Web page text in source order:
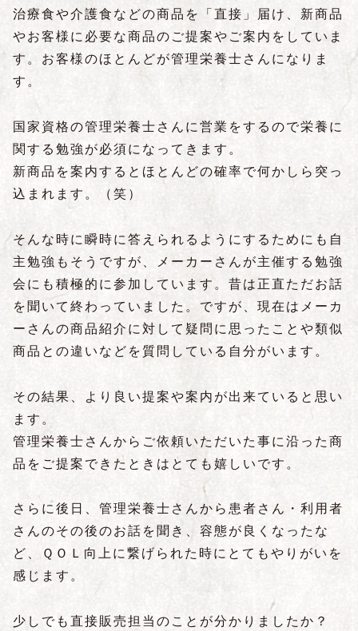
治療食や介護食などの商品を「直接」届け、新商品
やお客様に必要な商品のご提案やご案内をしていま
す。お客様のほとんどが管理栄養士さんになりま
す。
国家資格の管理栄養士さんに営業をするので栄養に
関する勉強が必須になってきます。
新商品を案内するとほとんどの確率で何かしら突っ
込まれます。（笑）
そんな時に瞬時に答えられるようにするためにも自
主勉強もそうですが、メーカーさんが主催する勉強
会にも積極的に参加しています。昔は正直ただお話
を聞いて終わっていました。ですが、現在はメーカ
ーさんの商品紹介に対して疑問に思ったことや類似
商品との違いなどを質問している自分がいます。
その結果、より良い提案や案内が出来ていると思い
ます。
管理栄養士さんからご依頼いただいた事に沿った商
品をご提案できたときはとても嬉しいです。
さらに後日、管理栄養士さんから患者さん・利用者
さんのその後のお話を聞き、容態が良くなったな
ど、ＱＯＬ向上に繋げられた時にとてもやりがいを
感じます。
少しでも直接販売担当のことが分かりましたか？